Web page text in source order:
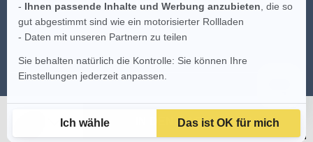
- Ihnen passende Inhalte und Werbung anzubieten , die so
gut abgestimmt sind wie ein motorisierter Rollladen
- Daten mit unseren Partnern zu teilen
Sie behalten natürlich die Kontrolle: Sie können Ihre
Einstellungen jederzeit anpassen.
Ich wähle Das ist OK für mich
IN DEN WARENKORB